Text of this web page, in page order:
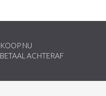
KOOP NU
BETAAL ACHTERAF